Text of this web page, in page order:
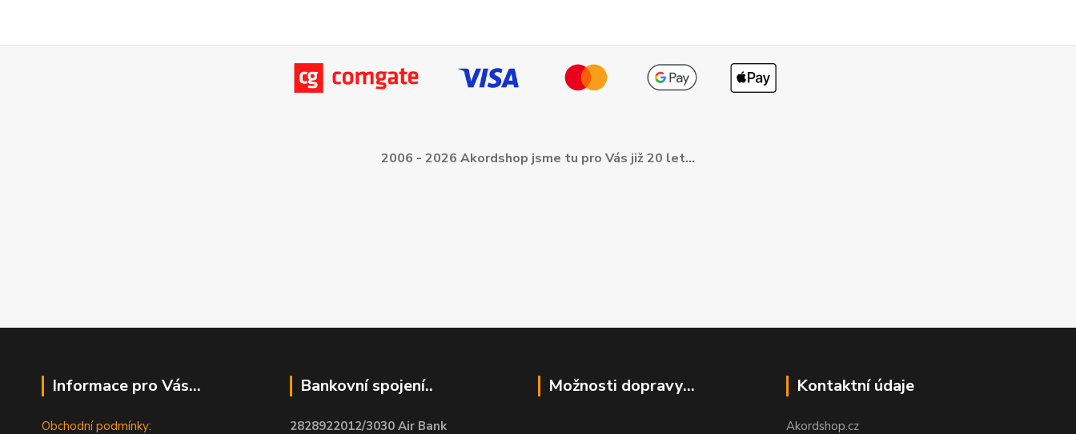
2006 - 2026 Akordshop jsme tu pro Vás již 20 let...
Informace pro Vás...
Obchodní podmínky:
Bankovní spojení..
2828922012/3030 Air Bank
Možnosti dopravy... Kontaktní údaje
Akordshop.cz